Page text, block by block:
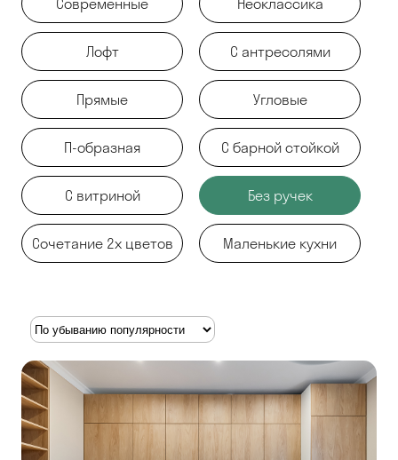
Современные Неоклассика
Лофт С антресолями
Прямые Угловые
П-образная С барной стойкой
С витриной Без ручек
Сочетание 2х цветов Маленькие кухни